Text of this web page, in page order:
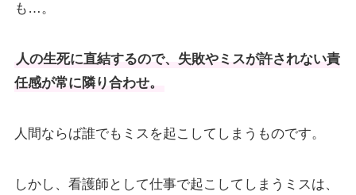
も…。
人の生死に直結するので、失敗やミスが許されない責
任感が常に隣り合わせ。
人間ならば誰でもミスを起こしてしまうものです。
しかし、看護師として仕事で起こしてしまうミスは、